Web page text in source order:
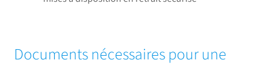
Documents nécessaires pour une